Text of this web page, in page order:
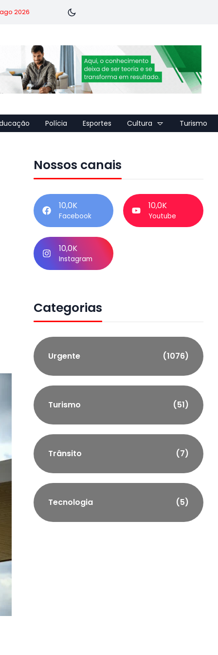
2026
Polícia Esportes Cultura Turismo
Nossos canais
10,0K
Facebook
10,0K
Youtube
10,0K
Instagram
Categorias
Urgente (1076)
Turismo (51)
Trânsito (7)
Tecnologia (5)